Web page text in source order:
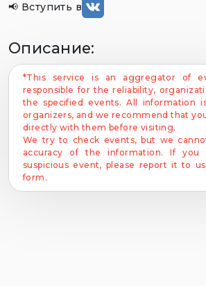
📢 Вступить в
Описание:
*This service is an aggregator of
responsible for the reliability,
the specified events. All information
organizers, and we recommend that
directly with them before visiting.
We try to check events, but we
accuracy of the information. If
suspicious event, please report it to
form.